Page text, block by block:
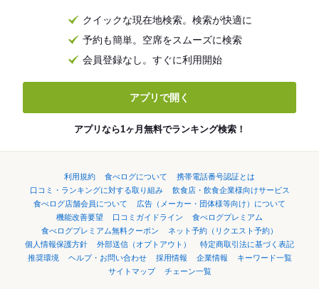
クイックな現在地検索。検索が快適に
予約も簡単。空席をスムーズに検索
会員登録なし。すぐに利用開始
アプリで開く
アプリなら1ヶ月無料でランキング検索！
利用規約 食べログについて
携帯電話番号認証とは
口コミ・ランキングに対する取り組み
飲食店・飲食企業様向けサービス
食べログ店舗会員について
広告（メーカー・団体様等向け）について
機能改善要望
口コミガイドライン
食べログプレミアム
食べログプレミアム無料クーポン
ネット予約（リクエスト予約）
個人情報保護方針
外部送信（オプトアウト）
特定商取引法に基づく表記
推奨環境
ヘルプ・お問い合わせ 採用情報 企業情報
キーワード一覧
サイトマップ
チェーン一覧